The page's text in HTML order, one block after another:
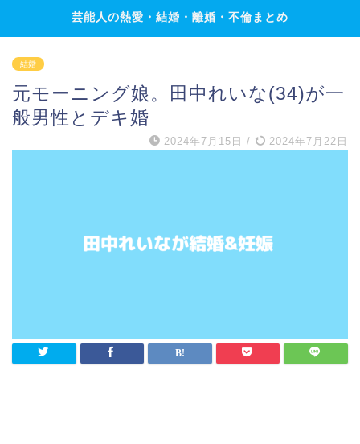
芸能人の熱愛・結婚・離婚・不倫まとめ
結婚
元モーニング娘。田中れいな(34)が一
般男性とデキ婚
2024年7月15日 / 2024年7月22日